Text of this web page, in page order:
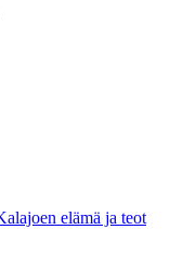
elämä ja teot